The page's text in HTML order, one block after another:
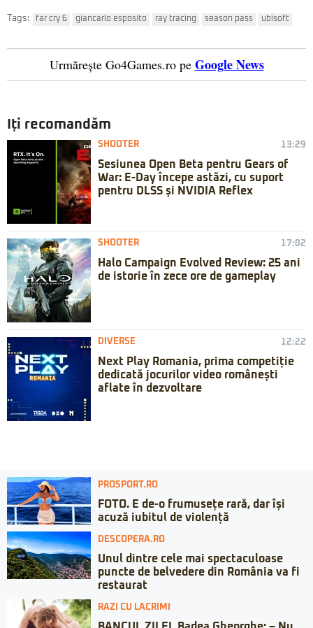
Tags: far cry 6 giancarlo esposito ray tracing season pass ubisoft
Urmărește Go4Games.ro pe Google News
Iți recomandăm
SHOOTER 13:29
Sesiunea Open Beta pentru Gears of
War: E-Day începe astăzi, cu suport
pentru DLSS și NVIDIA Reflex
SHOOTER 17:02
Halo Campaign Evolved Review: 25 ani
de istorie în zece ore de gameplay
DIVERSE 12:22
Next Play Romania, prima competiție
dedicată jocurilor video românești
aflate în dezvoltare
PROSPORT.RO
FOTO. E de-o frumusețe rară, dar își
acuză iubitul de violență
DESCOPERA.RO
Unul dintre cele mai spectaculoase
puncte de belvedere din România va fi
restaurat
RAZI CU LACRIMI